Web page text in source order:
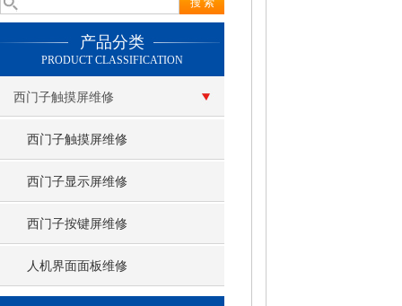
产品分类
PRODUCT CLASSIFICATION
西门子触摸屏维修
西门子触摸屏维修
西门子显示屏维修
西门子按键屏维修
人机界面面板维修